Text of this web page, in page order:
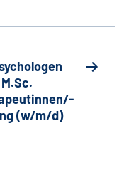
(w/m/d)